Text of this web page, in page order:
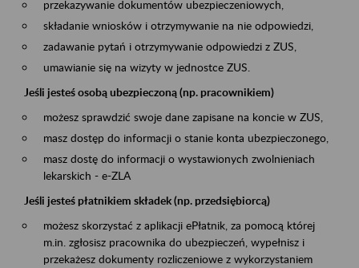
przekazywanie dokumentów ubezpieczeniowych,
składanie wniosków i otrzymywanie na nie odpowiedzi,
zadawanie pytań i otrzymywanie odpowiedzi z ZUS,
umawianie się na wizyty w jednostce ZUS.
Jeśli jesteś osobą ubezpieczoną (np. pracownikiem)
możesz sprawdzić swoje dane zapisane na koncie w ZUS,
masz dostęp do informacji o stanie konta ubezpieczonego,
masz dostę do informacji o wystawionych zwolnieniach
lekarskich - e-ZLA
Jeśli jesteś płatnikiem składek (np. przedsiębiorcą)
możesz skorzystać z aplikacji ePłatnik, za pomocą której
m.in. zgłosisz pracownika do ubezpieczeń, wypełnisz i
przekażesz dokumenty rozliczeniowe z wykorzystaniem